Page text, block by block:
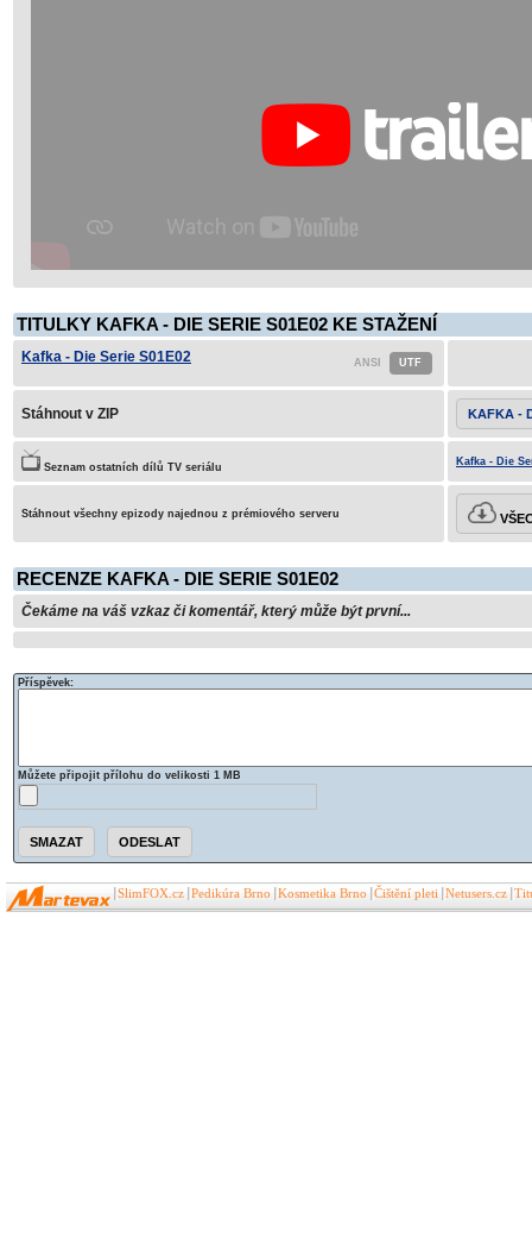
TITULKY KAFKA - DIE SERIE S01E02 KE STAŽENÍ
Kafka - Die Serie S01E02
Stáhnout v ZIP KAFKA -
Seznam ostatních dílů TV seriálu Kafka - Die
Stáhnout všechny epizody najednou z prémiového serveru
RECENZE KAFKA - DIE SERIE S01E02
Čekáme na váš vzkaz či komentář, který může být první...
Příspěvek:
Můžete připojit přílohu do velikosti 1 MB
SlimFOX.cz Pedikúra Brno Kosmetika Brno Čištění pleti Netusers.cz